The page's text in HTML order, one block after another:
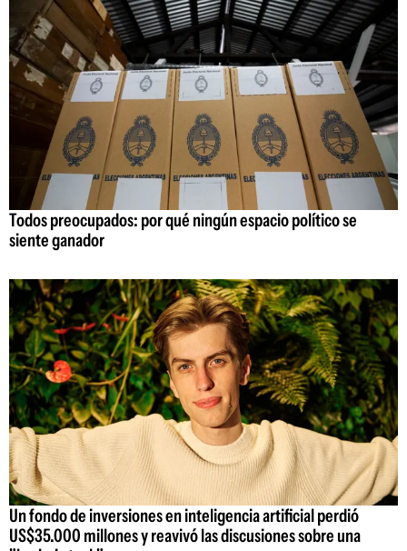
Todos preocupados: por qué ningún espacio político se
siente ganador
Un fondo de inversiones en inteligencia artificial perdió
US$35.000 millones y reavivó las discusiones sobre una